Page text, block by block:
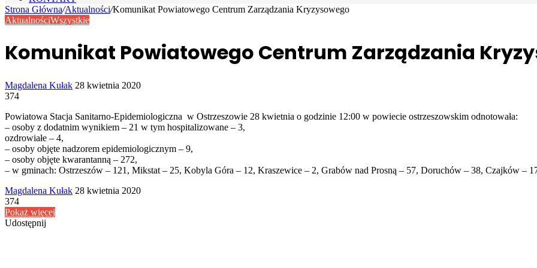
Strona Główna/Aktualności/Komunikat Powiatowego Centrum Zarządzania Kryzysowego
AktualnościWszystkie
Komunikat Powiatowego Centrum Zarządzania
Magdalena Kułak Send
28 kwietnia 2020
374
Powiatowa Stacja Sanitarno-Epidemiologiczna w Ostrzeszowie 28 kwietnia o godzinie 12:00 w powiecie ostrzeszowskim odnotowała:
– osoby z dodatnim wynikiem – 21 w tym hospitalizowane – 3,
ozdrowiałe – 4,
– osoby objęte nadzorem epidemiologicznym – 9,
– osoby objęte kwarantanną – 272,
– w gminach: Ostrzeszów – 121, Mikstat – 25, Kobyla Góra – 12, Kraszewice – 2, Grabów nad Prosną – 57, Doruchów – 38, Czajków –
Magdalena Kułak Send
28 kwietnia 2020
374
Pokaż więcej
Udostępnij